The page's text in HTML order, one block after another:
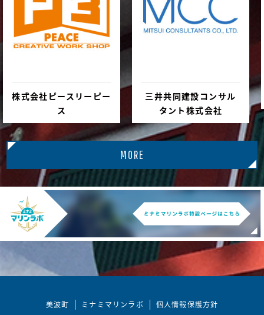
ーピー
三井共同建設コンサル
木村肇
MORE
美波町 ミナミマリンラボ 個人情報保護方針